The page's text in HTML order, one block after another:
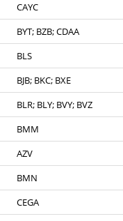
CAYC
BYT; BZB; CDAA
BLS
BJB; BKC; BXE
BLR; BLY; BVY; BVZ
BMM
AZV
BMN
CEGA